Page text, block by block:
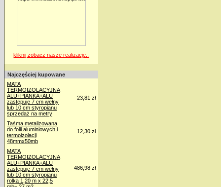
kliknij zobacz nasze realizacje..
Najczęściej kupowane
MATA
TERMOIZOLACYJNA
ALU+PIANKA+ALU
zastępuje 7 cm wełny
lub 10 cm styropianu
sprzedaż na metry
23,81 zł
Taśma metalizowana
do folii aluminiowych i
termoizolacji
48mmx50mb
12,30 zł
MATA
TERMOIZOLACYJNA
ALU+PIANKA+ALU
zastępuje 7 cm wełny
lub 10 cm styropianu
rolka 1,20 m x 22,5
486,98 zł